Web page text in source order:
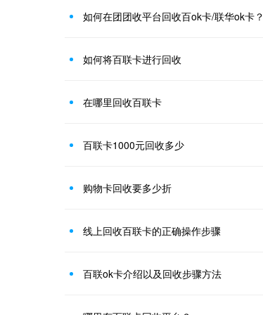
如何在团团收平台回收百ok卡/联华ok卡？
如何将百联卡进行回收
在哪里回收百联卡
百联卡1000元回收多少
购物卡回收要多少折
线上回收百联卡的正确操作步骤
百联ok卡介绍以及回收步骤方法